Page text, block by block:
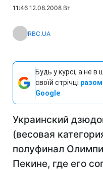
11:46 12.08.2008 Вт
RBC.UA
Будь у курсі, а не в
своїй стрічці разом
Google
Украинский
(весовая
полуфинал
Пекине, где его